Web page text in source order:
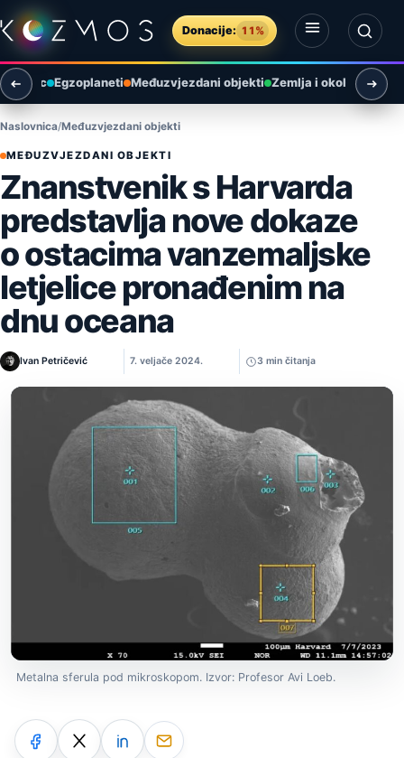
Preskoči na sadržaj
Donacije: 11%
Otvori izbornik
Otvori pretragu
Mjesec Egzoplaneti Međuzvjezdani objekti Zemlja i okoliš
Naslovnica Međuzvjezdani objekti
MEĐUZVJEZDANI OBJEKTI
Znanstvenik s Harvarda
predstavlja nove dokaze
o ostacima vanzemaljske
letjelice pronađenim na
dnu oceana
Ivan Petričević 7. veljače 2024. 3 min čitanja
Metalna sferula pod mikroskopom. Izvor: Profesor Avi Loeb.